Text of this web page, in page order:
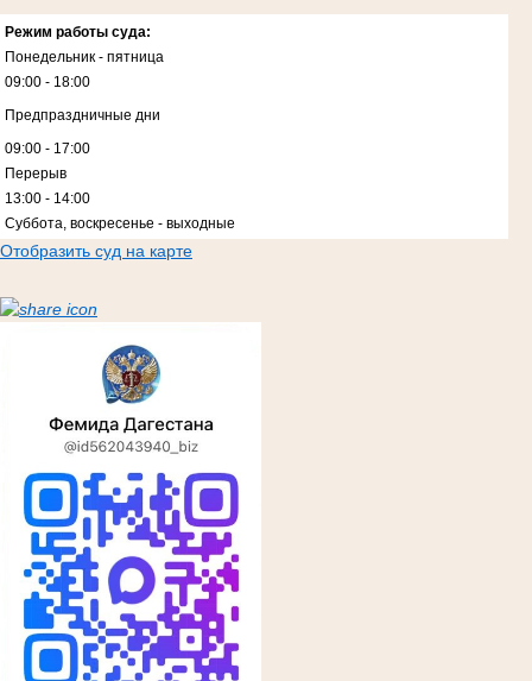
Режим работы суда:
Понедельник - пятница
09:00 - 18:00
Предпраздничные дни
09:00 - 17:00
Перерыв
13:00 - 14:00
Суббота, воскресенье - выходные
Отобразить суд на карте